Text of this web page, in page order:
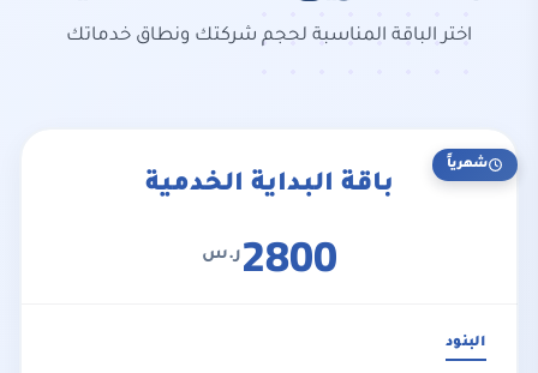
اختر الباقة المناسبة لحجم شركتك ونطاق خدماتك
شهرياً
باقة البداية الخدمية
2800ر.س
البنود